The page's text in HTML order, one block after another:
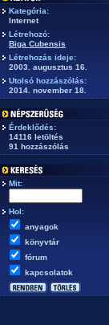
Kategória:
Internet
Létrehozó:
Biga Cubensis
Létrehozás ideje:
2003. augusztus 16.
Utolsó hozzászólás:
2014. november 18.
Érdeklődés:
14116 letöltés
91 hozzászólás
Mit:
Hol:
anyagok
könyvtár
fórum
kapcsolatok